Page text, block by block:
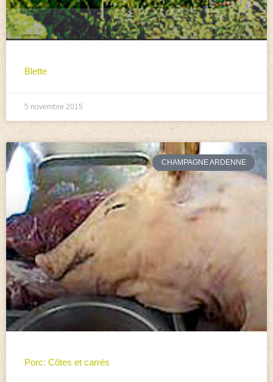
Blette
5 novembre 2015
CHAMPAGNE ARDENNE
Porc: Côtes et carrés